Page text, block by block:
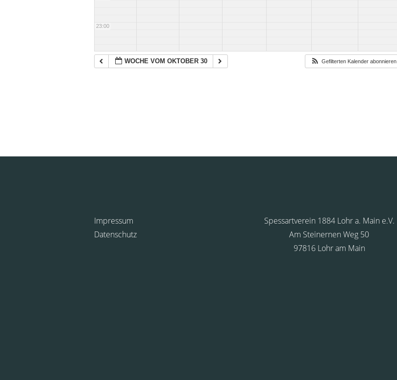
23:00
WOCHE VOM OKTOBER 30 Gefilterten Kalender abonnieren
Impressum
Datenschutz
Spessartverein 1884 Lohr a. Main e.V.
Am Steinernen Weg 50
97816 Lohr am Main